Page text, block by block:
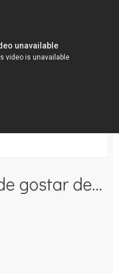
gostar de…